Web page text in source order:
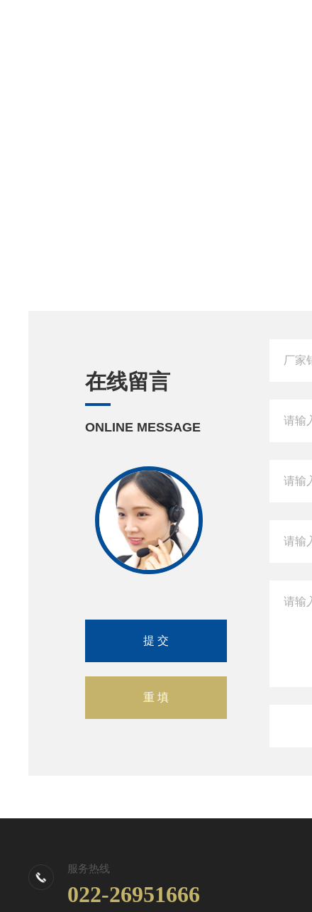
在线留言
ONLINE MESSAGE
服务热线
022-26951666